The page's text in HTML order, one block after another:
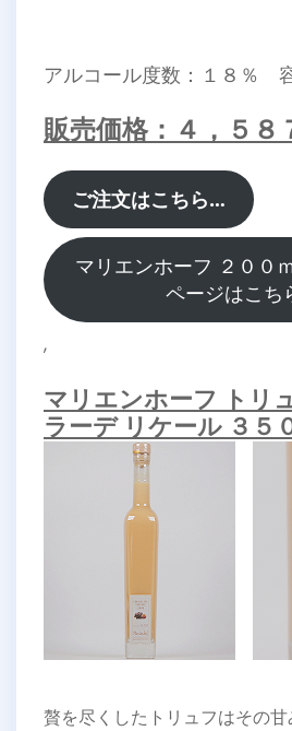
アルコール度数：１８％
販売価格：４，５８
ご注文はこちら…
マリエンホーフ ２００
ページはこ
,
マリエンホーフ トリ
ラーデ リケール ３５
贅を尽くしたトリュフはその